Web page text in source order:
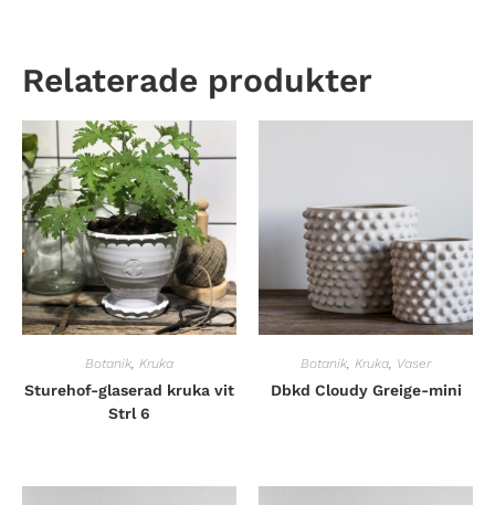
Relaterade produkter
Botanik, Kruka
Sturehof-glaserad kruka vit
Strl 6
Botanik, Kruka, Vaser
Dbkd Cloudy Greige-mini